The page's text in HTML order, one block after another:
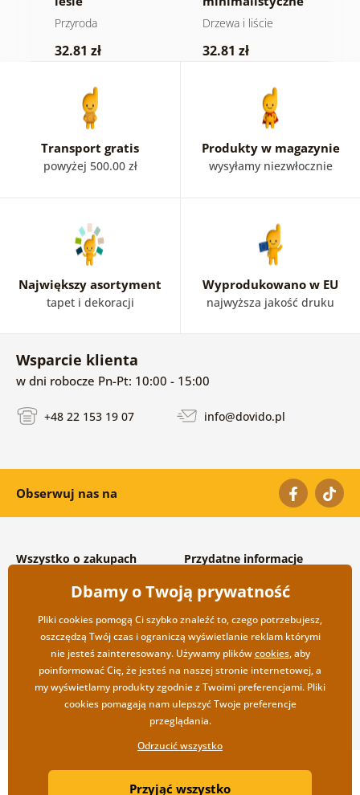
Przyroda
32.81 zł
drzewo iglaste
Drzewa i liście
32.81 zł
Transport gratis
powyżej 500.00 zł
Produkty w magazynie
wysyłamy niezwłocznie
Największy asortyment
tapet i dekoracji
Wyprodukowano w EU
najwyższa jakość druku
Wsparcie klienta
w dni robocze Pn-Pt: 10:00 - 15:00
+48 22 153 19 07 info@dovido.pl
Obserwuj nas na
Wszystko o zakupach
Warunki handlowe i
reklamacyjne
Prywatność
Opcje wysyłki i płatności
Zwrot towarów
Przydatne informacje
Często zadawane pytania
Kontakt
Współpraca hurtowa
Copyright ©2019 © Dovido.pl.
| Sklep internetowy został stworzony przez
Dbamy o Twoją prywatność
Pliki cookies pomogą Ci szybko znaleźć to, czego potrzebujesz,
oszczędzą Twój czas i ograniczą wyświetlanie reklam którymi
nie jesteś zainteresowany. Używamy plikówcookies, aby
poinformować Cię, że jesteś na naszej stronie internetowej, a
my wyświetlamy produkty zgodnie z Twoimi preferencjami. Pliki
cookies pomagają nam ulepszyć Twoje preferencje
przeglądania.
Odrzucić wszystko
Przyjąć wszystko